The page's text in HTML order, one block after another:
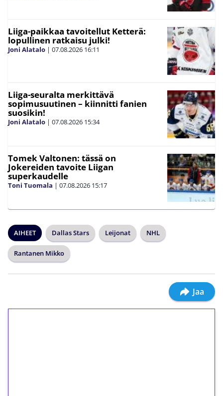
Liiga-paikkaa tavoitellut Ketterä:
lopullinen ratkaisu julki!
Joni Alatalo | 07.08.2026 16:11
Liiga-seuralta merkittävä
sopimusuutinen – kiinnitti fanien
suosikin!
Joni Alatalo | 07.08.2026 15:34
Tomek Valtonen: tässä on
Jokereiden tavoite Liigan
superkaudelle
Toni Tuomala | 07.08.2026 15:17
AIHEET Dallas Stars Leijonat NHL
Rantanen Mikko
Jaa